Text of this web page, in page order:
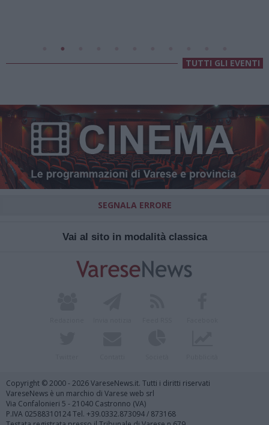
TUTTI GLI EVENTI
SEGNALA ERRORE
Vai al sito in modalità classica
Copyright © 2000 - 2026 VareseNews.it. Tutti i diritti riservati
VareseNews è un marchio di Varese web srl
Via Confalonieri 5 - 21040 Castronno (VA)
P.IVA 02588310124 Tel. +39.0332.873094 / 873168